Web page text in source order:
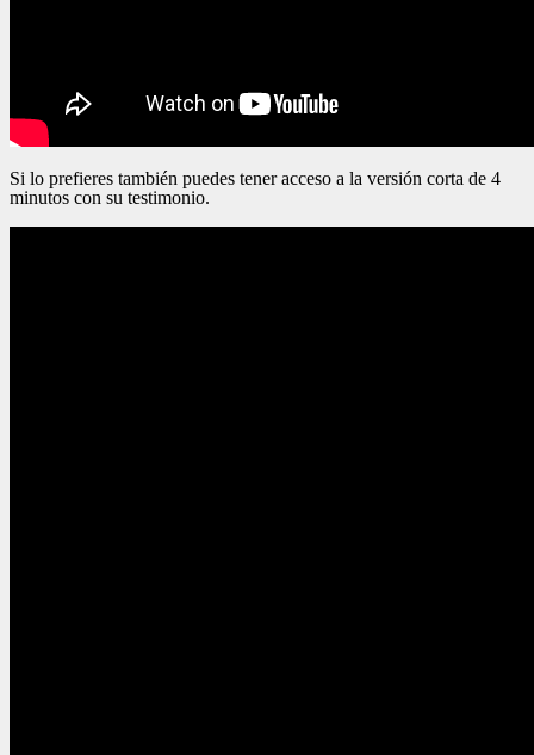
Si lo prefieres también puedes tener acceso a la versión corta de 4
minutos con su testimonio.